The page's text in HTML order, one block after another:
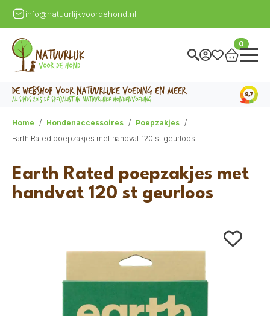
info@natuurlijkvoordehond.nl
0
Home Hondenaccessoires
Poepzakjes
Earth Rated poepzakjes met handvat 120 st geurloos
Earth Rated poepzakjes met
handvat 120 st geurloos